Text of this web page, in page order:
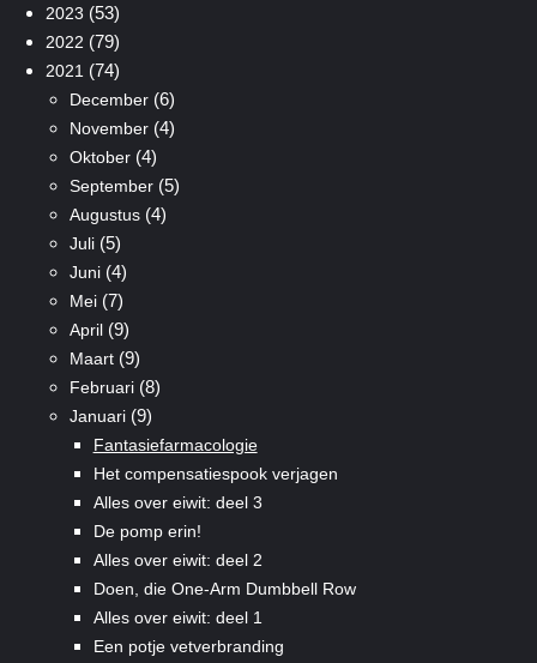
2023 (53)
2022 (79)
2021 (74)
December(6)
November(4)
Oktober(4)
September(5)
Augustus(4)
Juli(5)
Juni(4)
Mei(7)
April(9)
Maart(9)
Februari(8)
Januari(9)
Fantasiefarmacologie
Het compensatiespook verjagen
Alles over eiwit: deel 3
De pomp erin!
Alles over eiwit: deel 2
Doen, die One-Arm Dumbbell Row
Alles over eiwit: deel 1
Een potje vetverbranding